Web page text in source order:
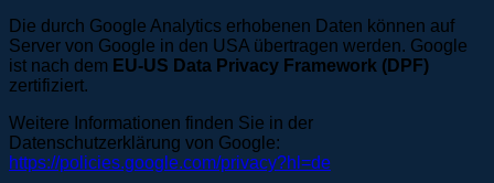
Die durch Google Analytics erhobenen Daten können auf
Server von Google in den USA übertragen werden. Google
ist nach dem EU-US Data Privacy Framework (DPF)
zertifiziert.
Weitere Informationen finden Sie in der
Datenschutzerklärung von Google:
https://policies.google.com/privacy?hl=de